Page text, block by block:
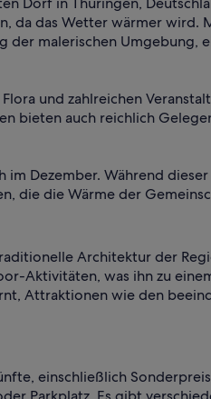
da das Wetter wärmer wird.
malerischen Umgebung,
und zahlreichen
bieten auch reichlich
Dezember. Während
die die Wärme der
Architektur der
Aktivitäten, was ihn zu
Attraktionen wie den
einschließlich